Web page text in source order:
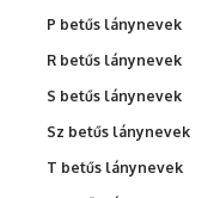
P betűs lánynevek
R betűs lánynevek
S betűs lánynevek
Sz betűs lánynevek
T betűs lánynevek